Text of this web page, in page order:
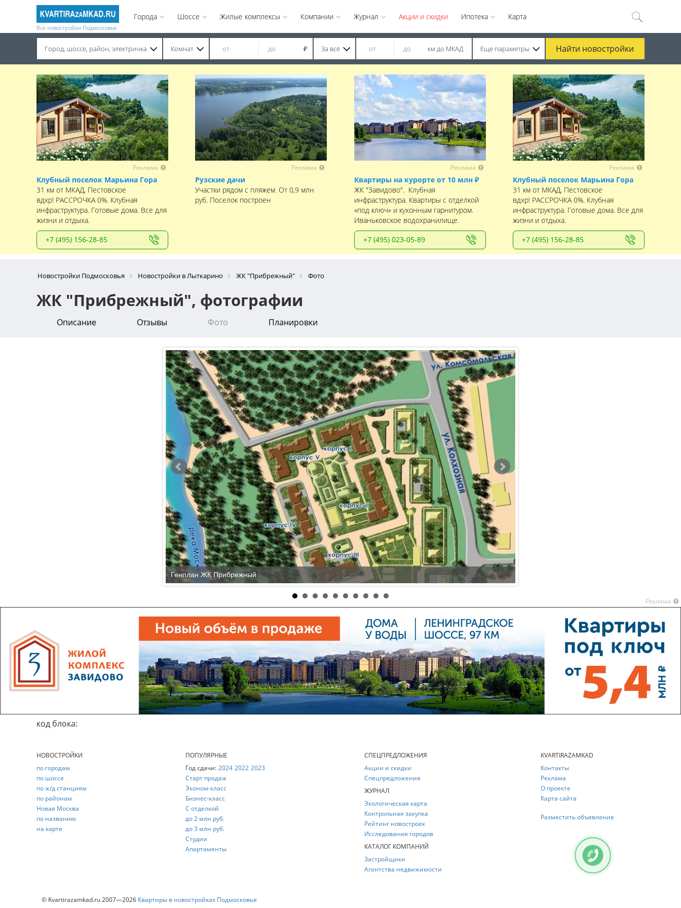
Все новостройки Подмосковья
Города Шоссе Жилые комплексы Компании Журнал Акции и скидки Ипотека Карта
Город, шоссе, район, электричка Комнат ₽ За всё км до МКАД Еще параметры Найти новостройки
Реклама
Клубный поселок Марьина Гора
31 км от МКАД, Пестовское
вдхр! РАССРОЧКА 0%. Клубная
инфраструктура. Готовые дома. Все для
жизни и отдыха.
+7 (495) 156-28-85
Реклама
Рузские дачи
Участки рядом с пляжем. От 0,9 млн
руб. Поселок построен
Реклама
Квартиры на курорте от 10 млн ₽
ЖК "Завидово". Клубная
инфраструктура. Квартиры с отделкой
«под ключ» и кухонным гарнитуром.
Иваньковское водохранилище.
+7 (495) 023-05-89
Реклама
Клубный поселок Марьина Гора
31 км от МКАД, Пестовское
вдхр! РАССРОЧКА 0%. Клубная
инфраструктура. Готовые дома. Все для
жизни и отдыха.
+7 (495) 156-28-85
Новостройки Подмосковья Новостройки в Лыткарино ЖК "Прибрежный" Фото
ЖК "Прибрежный", фотографии
Описание Отзывы Фото Планировки
Генплан ЖК Прибрежный
Реклама
код блока:
НОВОСТРОЙКИ
по городам
по шоссе
по ж/д станциям
по районам
Новая Москва
по названию
на карте
ПОПУЛЯРНЫЕ
Год сдачи: 2024 2022 2023
Старт продаж
Эконом-класс
Бизнес-класс
С отделкой
до 2 млн руб.
до 3 млн руб.
Студии
Апартаменты
СПЕЦПРЕДЛОЖЕНИЯ
Акции и скидки
Спецпредложения
ЖУРНАЛ
Экологическая карта
Контрольная закупка
Рейтинг новостроек
Исследования городов
КАТАЛОГ КОМПАНИЙ
Застройщики
Агентства недвижимости
KVARTIRAZAMKAD
Контакты
Реклама
О проекте
Карта сайта
Разместить объявление
© Kvartirazamkad.ru 2007—2026 Квартиры в новостройках Подмосковья